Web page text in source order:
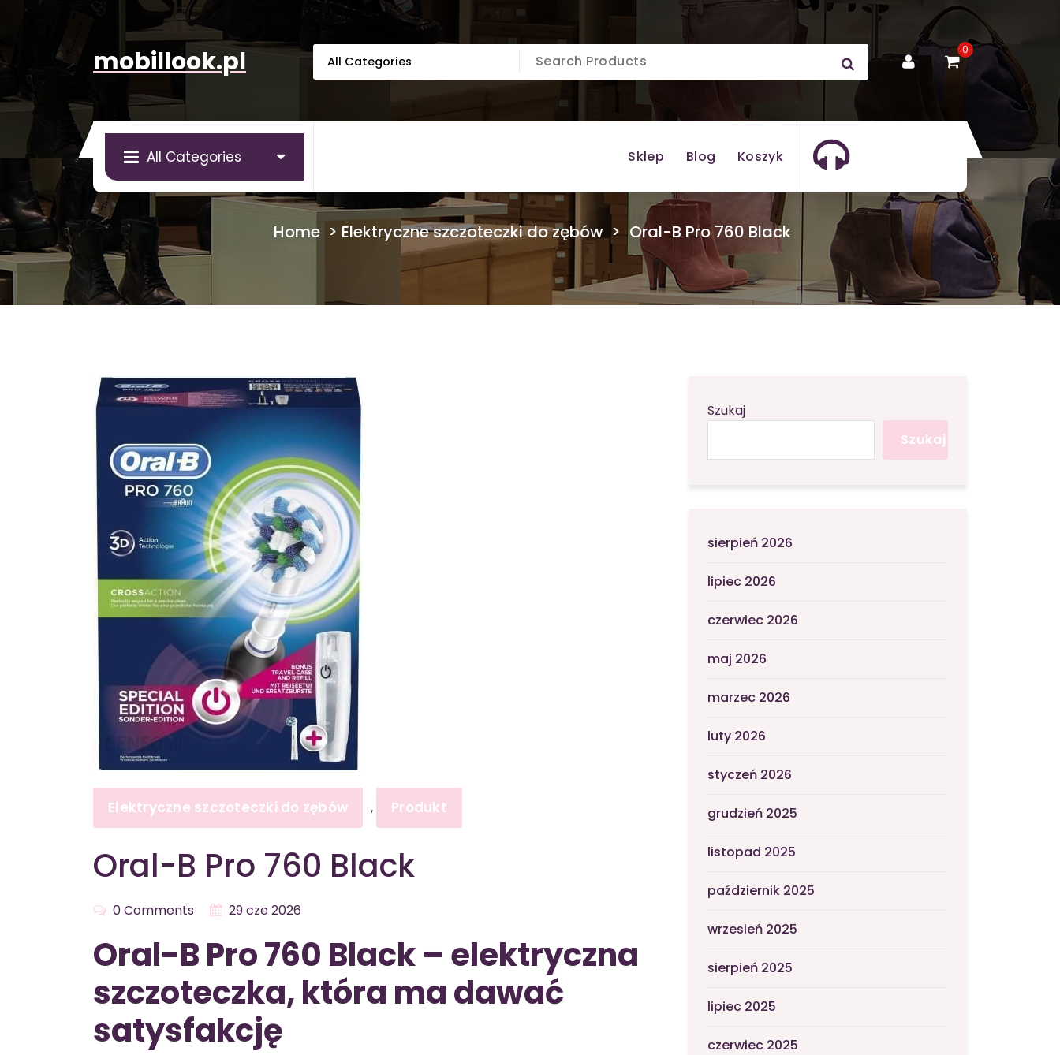
mobillook.pl 0
All Categories Sklep Blog Koszyk
Home > Elektryczne szczoteczki do zębów > Oral-B Pro 760 Black
Elektryczne szczoteczki do zębów , Produkt
Oral-B Pro 760 Black
0 Comments 29 cze 2026
Oral-B Pro 760 Black – elektryczna
szczoteczka, która ma dawać
satysfakcję
Szukaj
Szukaj
sierpień 2026
lipiec 2026
czerwiec 2026
maj 2026
marzec 2026
luty 2026
styczeń 2026
grudzień 2025
listopad 2025
październik 2025
wrzesień 2025
sierpień 2025
lipiec 2025
czerwiec 2025